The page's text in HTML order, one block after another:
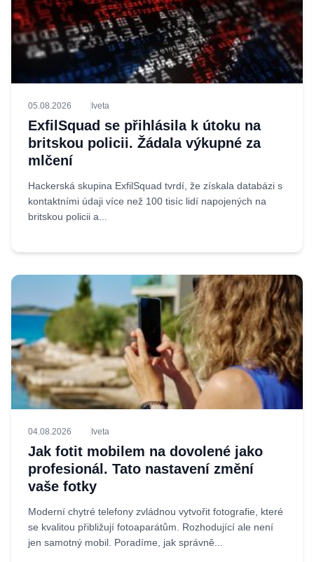
05.08.2026 Iveta
ExfilSquad se přihlásila k útoku na
britskou policii. Žádala výkupné za
mlčení
Hackerská skupina ExfilSquad tvrdí, že získala databázi s
kontaktními údaji více než 100 tisíc lidí napojených na
britskou policii a...
04.08.2026 Iveta
Jak fotit mobilem na dovolené jako
profesionál. Tato nastavení změní
vaše fotky
Moderní chytré telefony zvládnou vytvořit fotografie, které
se kvalitou přibližují fotoaparátům. Rozhodující ale není
jen samotný mobil. Poradíme, jak správně...